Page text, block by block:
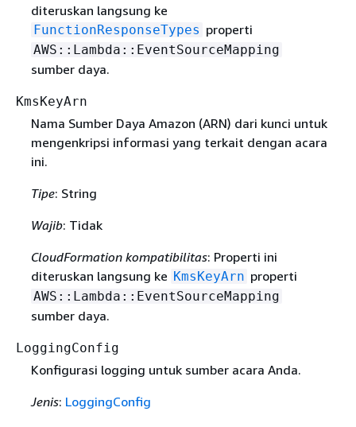
diteruskan langsung ke
FunctionResponseTypes properti
AWS::Lambda::EventSourceMapping
sumber daya.
KmsKeyArn
Nama Sumber Daya Amazon (ARN) dari kunci untuk
mengenkripsi informasi yang terkait dengan acara
ini.
Tipe: String
Wajib: Tidak
CloudFormation kompatibilitas: Properti ini
diteruskan langsung ke KmsKeyArn properti
AWS::Lambda::EventSourceMapping
sumber daya.
LoggingConfig
Konfigurasi logging untuk sumber acara Anda.
Jenis: LoggingConfig